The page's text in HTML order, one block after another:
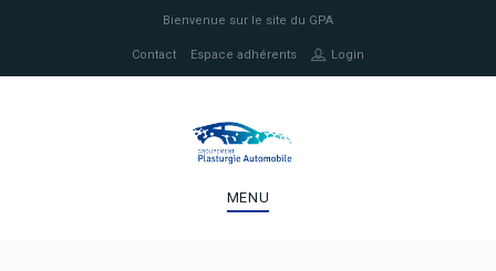
Bienvenue sur le site du GPA
Contact Espace adhérents Login
MENU